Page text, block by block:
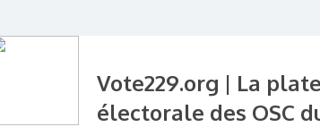
Vote229.org | La
électorale des OSC